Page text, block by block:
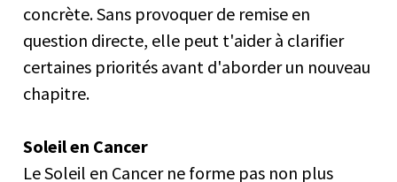
concrète. Sans provoquer de remise en
question directe, elle peut t'aider à clarifier
certaines priorités avant d'aborder un nouveau
chapitre.
Soleil en Cancer
Le Soleil en Cancer ne forme pas non plus